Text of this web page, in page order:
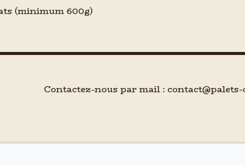
(minimum 600g)
Contactez-nous par mail :